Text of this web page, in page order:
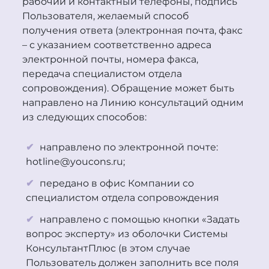
Пользователя, желаемый способ
получения ответа (электронная почта, факс
– с указанием соответственно адреса
электронной почты, номера факса,
передача специалистом отдела
сопровождения). Обращение может быть
направлено на Линию консультаций одним
из следующих способов:
направлено по электронной почте:
hotline@youcons.ru;
передано в офис Компании со
специалистом отдела сопровождения
направлено с помощью кнопки «Задать
вопрос эксперту» из оболочки Системы
КонсультантПлюс (в этом случае
Пользователь должен заполнить все поля